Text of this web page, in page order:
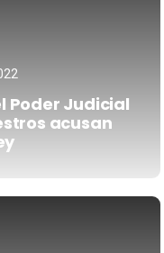
Poder Judicial
acusan